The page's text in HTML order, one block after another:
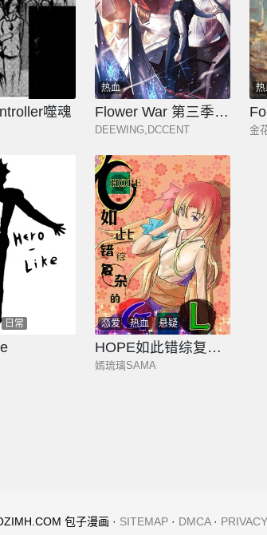
噬魂
热血
Flower War 第三季 The Beginning
DEEWING,DCCENT
热
金
日常 恋爱 热血 悬疑
HOPE如此错综复杂的GAL
嫣琉璃SAMA
包子漫画 · SITEMAP · DMCA· PRIVACY